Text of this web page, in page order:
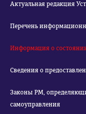
Актуальная редакция
Перечень
Информация о
Сведения о
Законы РМ,
самоуправления